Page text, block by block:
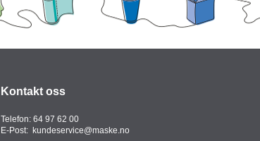
Kontakt oss
Telefon: 64 97 62 00
E-Post: kundeservice@maske.no